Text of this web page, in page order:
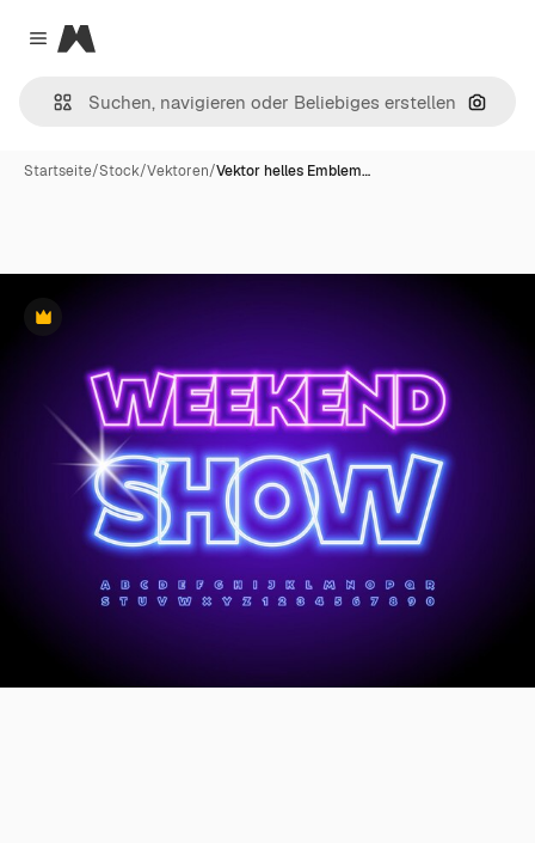
Close menu
Magnific
Nach
Startseite/Stock/Vektoren/Vektor helles Emblem…
Premium